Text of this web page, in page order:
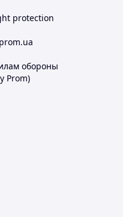
protection
обороны
Prom)